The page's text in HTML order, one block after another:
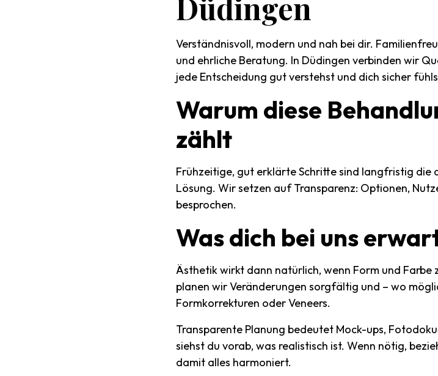
Düdingen
Verständnisvoll, modern und nah bei dir.
und ehrliche Beratung. In Düdingen verbinden wir
jede Entscheidung gut verstehst und dich sicher
Warum diese
zählt
Frühzeitige, gut erklärte Schritte sind langfristig die
Lösung. Wir setzen auf Transparenz: Optionen,
besprochen.
Wasdich bei uns
Ästhetik wirkt dann natürlich, wenn Form und Farbe
planen wir Veränderungen sorgfältig und – wo
Formkorrekturen oder Veneers.
Transparente Planung bedeutet Mock-ups,
siehst du vorab, was realistisch ist. Wenn nötig,
damit alles harmoniert.